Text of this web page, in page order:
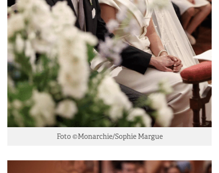
Foto ©Monarchie/Sophie Margue